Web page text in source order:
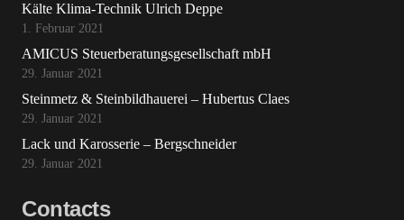
Kälte Klima-Technik Ulrich Deppe
1. Februar 2021
AMICUS Steuerberatungsgesellschaft mbH
29. Januar 2021
Steinmetz & Steinbildhauerei – Hubertus Claes
29. Januar 2021
Lack und Karosserie – Bergschneider
29. Januar 2021
Contacts